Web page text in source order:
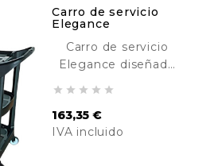
Carro de servicio
Elegance
Carro de servicio
Elegance diseñado
hospitales,
comedores, colegios,
    
163,35 €
IVA incluido